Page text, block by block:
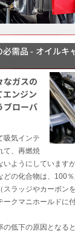
需品 - オイルキ
なガスの
エンジン
ブローバ
吸気インテ
て、再燃焼
ようにしています
の化合物は、100
スラッジやカーボン
クマニホールドに
の低下の原因となる